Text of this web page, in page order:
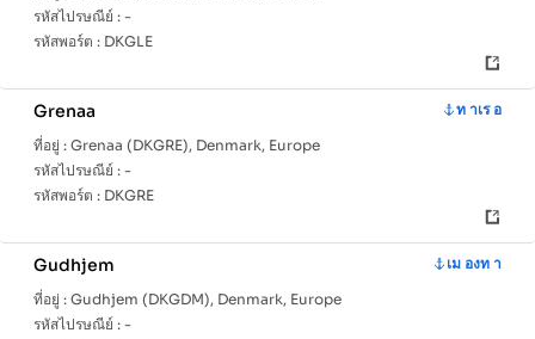
รหัสไปรษณีย์ : -
รหัสพอร์ต : DKGLE
Grenaa
ท าเร อ
ที่อยู่ : Grenaa (DKGRE), Denmark, Europe
รหัสไปรษณีย์ : -
รหัสพอร์ต : DKGRE
Gudhjem
เม องท า
ที่อยู่ : Gudhjem (DKGDM), Denmark, Europe
รหัสไปรษณีย์ : -